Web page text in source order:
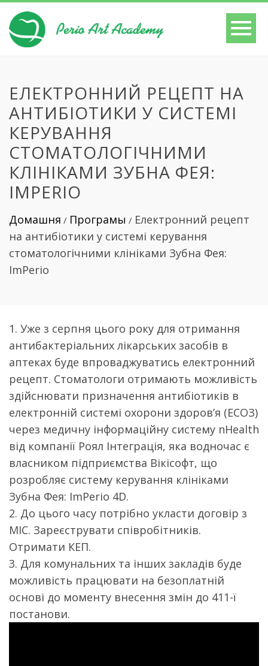
ЕЛЕКТРОННИЙ РЕЦЕПТ НА
АНТИБІОТИКИ У СИСТЕМІ
КЕРУВАННЯ
СТОМАТОЛОГІЧНИМИ
КЛІНІКАМИ ЗУБНА ФЕЯ:
IMPERIO
Домашня / Програмы / Електронний рецепт
на антибіотики у системі керування
стоматологічними клініками Зубна Фея:
ImPerio
1. Уже з серпня цього року для отримання
антибактеріальних лікарських засобів в
аптеках буде впроваджуватись електронний
рецепт. Стоматологи отримають можливість
здійснювати призначення антибіотиків в
електронній системі охорони здоровʼя (ЕСОЗ)
через медичну інформаційну систему nHealth
від компанії Роял Інтеграція, яка водночас є
власником підприємства Вікісофт, що
розробляє систему керування клініками
Зубна Фея: ImPerio 4D.
2. До цього часу потрібно укласти договір з
МІС. Зареєструвати співробітників.
Отримати КЕП.
3. Для комунальних та інших закладів буде
можливість працювати на безоплатній
основі до моменту внесення змін до 411-ї
постанови.